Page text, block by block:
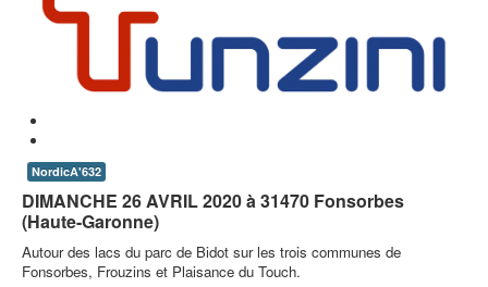
NordicA'632
DIMANCHE 26 AVRIL 2020 à 31470 Fonsorbes
(Haute-Garonne)
Autour des lacs du parc de Bidot sur les trois communes de
Fonsorbes, Frouzins et Plaisance du Touch.